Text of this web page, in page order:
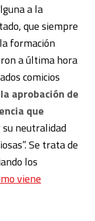
a la
que siempre
formación
a última hora
comicios
aprobación de
que
su neutralidad
Se trata de
los
viene